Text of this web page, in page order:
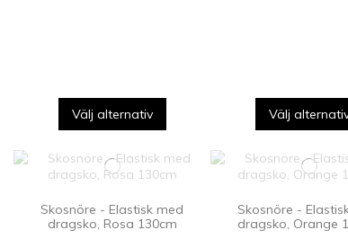
Välj alternativ Välj
Skosnöre - Elastisk med
dragsko, Rosa 130cm
Skosnöre -
dragsko, Orange